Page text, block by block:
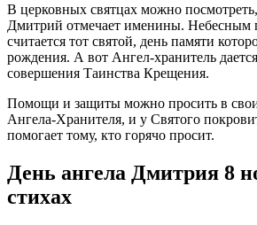
В церковных святцах можно
Дмитрий отмечает именины. Небесным
считается тот святой, день памяти
рождения. А вот Ангел-хранитель
совершения Таинства Крещения.
Помощи и защиты можно просить в
Ангела-Хранителя, и у Святого
помогает тому, кто горячо просит.
День ангела Дмитрия 8
стихах